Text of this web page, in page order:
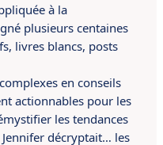
à la
plusieurs centaines
livres blancs, posts
en conseils
actionnables pour les
les tendances
décryptait… les